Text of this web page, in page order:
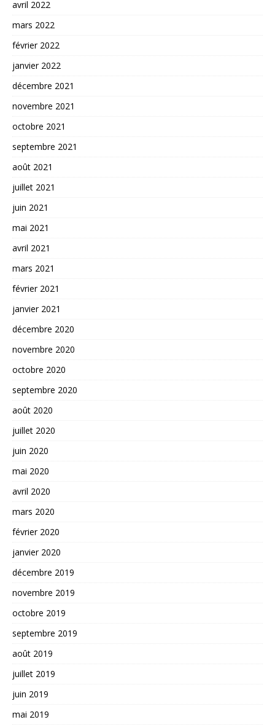
avril 2022
mars 2022
février 2022
janvier 2022
décembre 2021
novembre 2021
octobre 2021
septembre 2021
août 2021
juillet 2021
juin 2021
mai 2021
avril 2021
mars 2021
février 2021
janvier 2021
décembre 2020
novembre 2020
octobre 2020
septembre 2020
août 2020
juillet 2020
juin 2020
mai 2020
avril 2020
mars 2020
février 2020
janvier 2020
décembre 2019
novembre 2019
octobre 2019
septembre 2019
août 2019
juillet 2019
juin 2019
mai 2019